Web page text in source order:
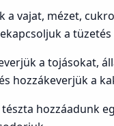
a vajat, mézet,
a
a tojásokat,
hozzákeverjük a
tészta hozzáadunk